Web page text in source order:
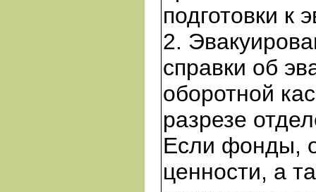
подготовки к
2.
справки об
оборотной
разрезе
Если фонды,
ценности, а